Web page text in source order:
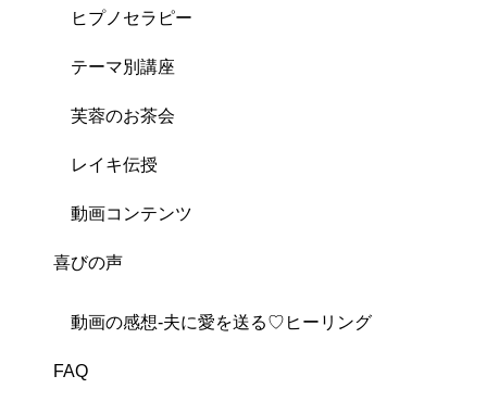
ヒプノセラピー
テーマ別講座
芙蓉のお茶会
レイキ伝授
動画コンテンツ
喜びの声
動画の感想-夫に愛を送る♡ヒーリング
FAQ